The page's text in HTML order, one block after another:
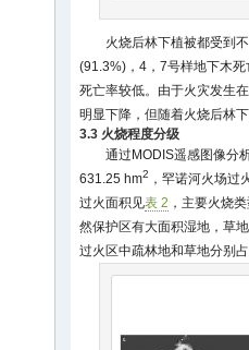
火烧后林下植被都受到
(91.3%)，4，7号样地下木
死亡率较低。由于火灾发生
明显下降，但随着火烧后林
3.3 火烧程度分级
通过MODIS遥感图像分
631.25 hm2 ，罕诺河火场过
过火面积见表 2 ，主要火烧
然保护区有大面积湿地，草
过火区中疏林地和草地分别